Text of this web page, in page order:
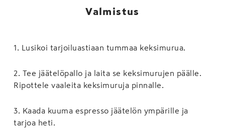
Valmistus
1 Lusikoi tarjoiluastiaan tummaa keksimurua.
2
Tee jäätelöpallo ja laita se keksimurujen päälle.
Ripottele vaaleita keksimuruja pinnalle.
3
Kaada kuuma espresso jäätelön ympärille ja
tarjoa heti.